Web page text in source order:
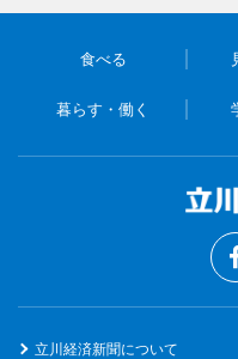
食べる
暮らす・働く
立川経済新聞について